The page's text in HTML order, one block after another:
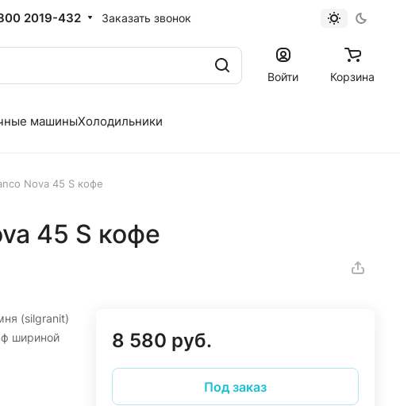
2019-432 Заказать звонок
Войти Корзина
машиныХолодильники
Nova 45 S кофе
45 S кофе
(silgranit)
шириной
8 580 руб.
Под заказ